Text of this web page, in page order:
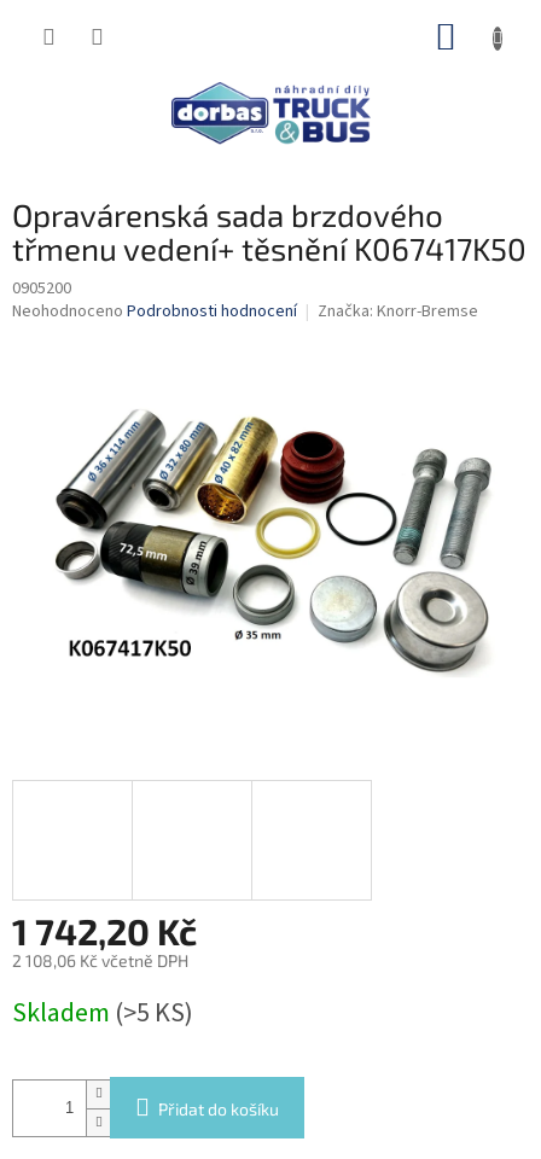
Opravárenská sada brzdového
třmenu vedení+ těsnění K067417K50
0905200
Průměrné
hvězdiček.
Neohodnoceno Podrobnosti hodnocení Značka: Knorr-Bremse
1 742,20 Kč
2 108,06 Kč včetně DPH
cena:
Skladem (>5 KS)
Přidat do košíku